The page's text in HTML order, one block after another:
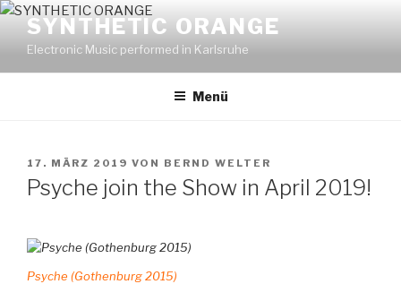
Zum
Inhalt
springen
SYNTHETIC ORANGE
Electronic Music performed in Karlsruhe
Menü
VERÖFFENTLICHT
AM
17. MÄRZ 2019 VON BERND WELTER
Psyche join the Show in April 2019!
Psyche (Gothenburg 2015)